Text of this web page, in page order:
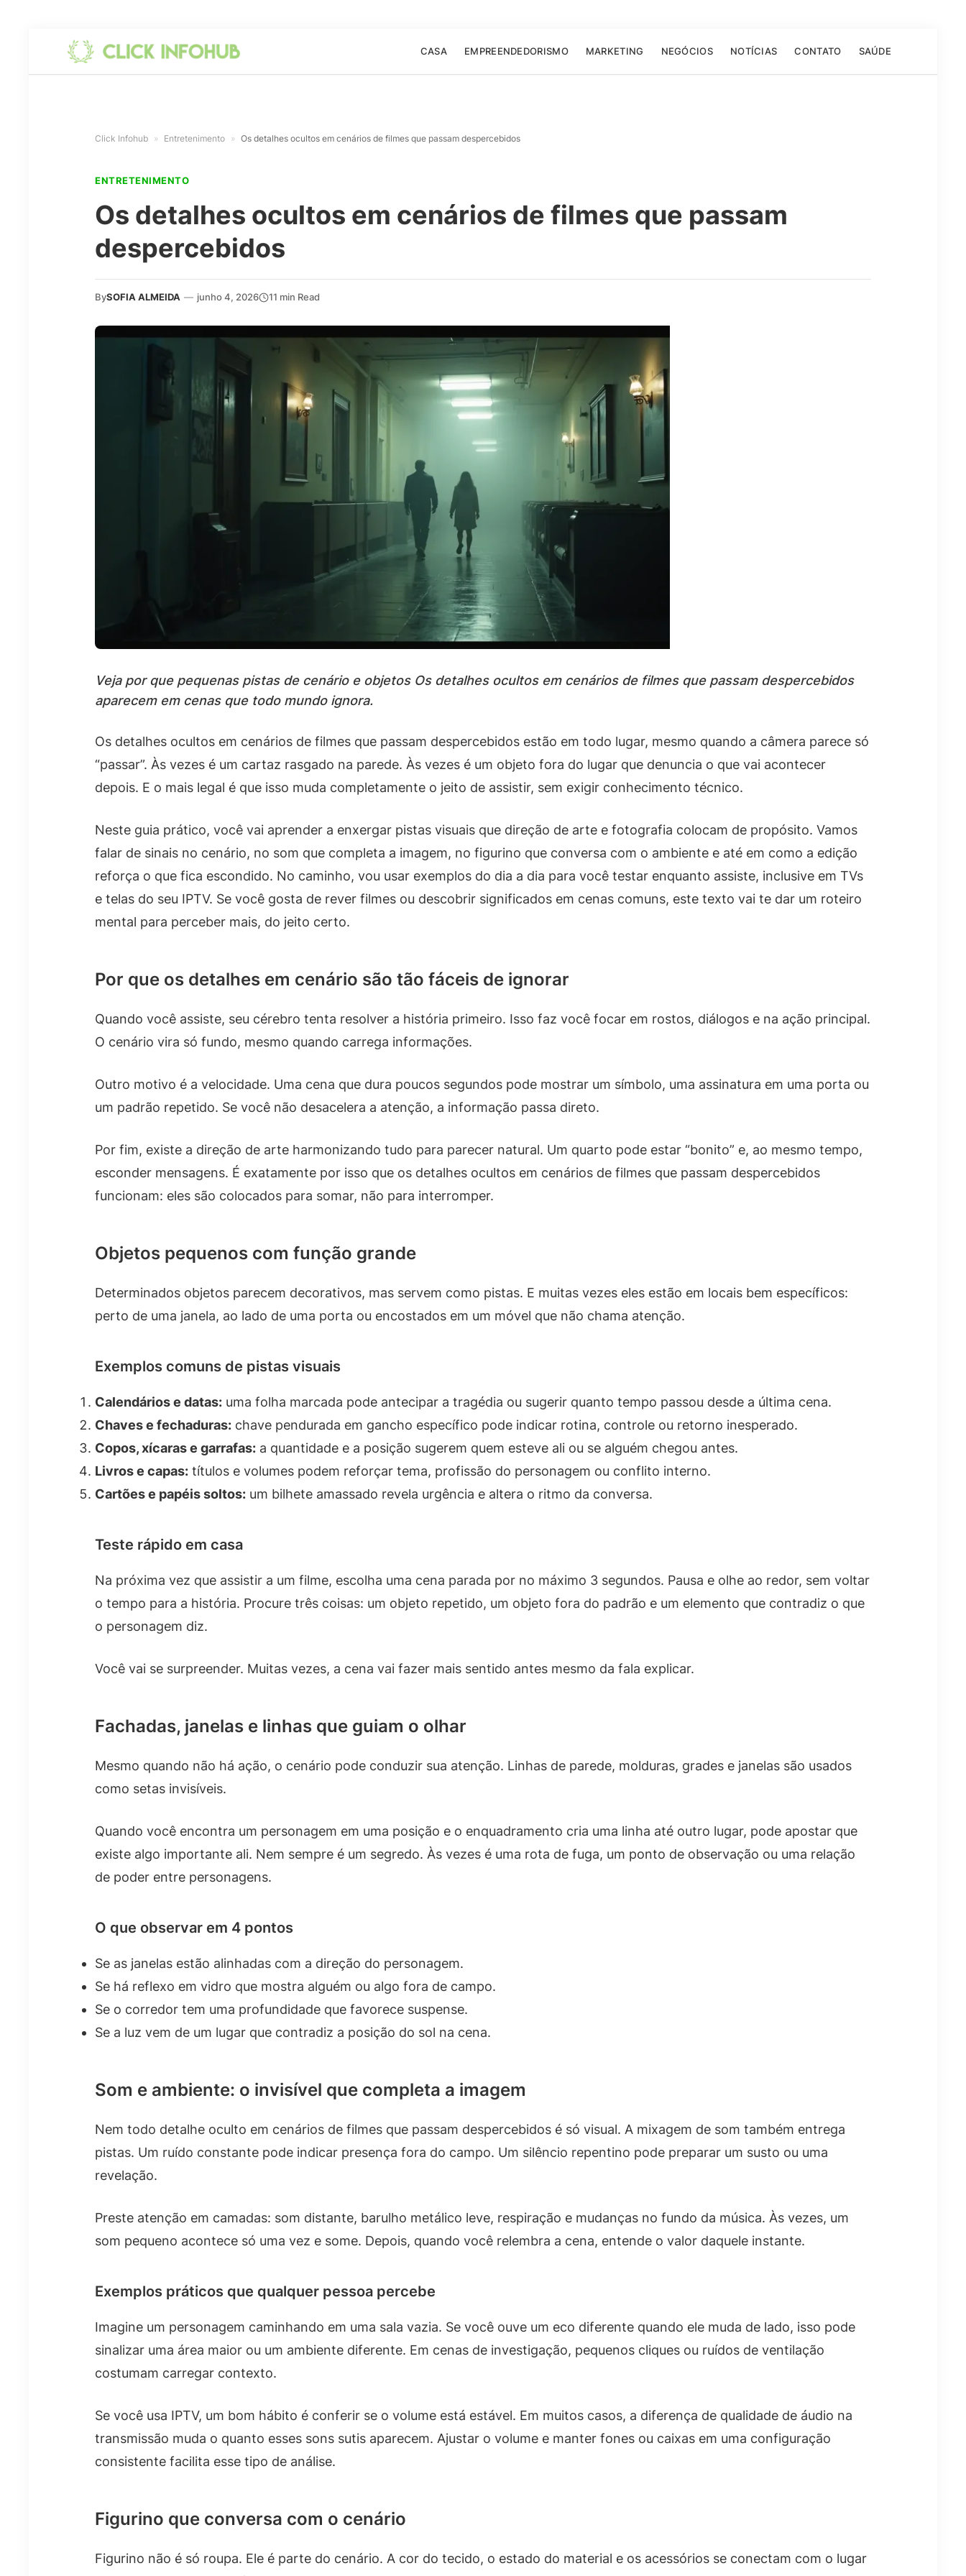
CASA EMPREENDEDORISMO MARKETING NEGÓCIOS NOTÍCIAS CONTATO SAÚDE
Click Infohub » Entretenimento » Os detalhes ocultos em cenários de filmes que passam despercebidos
ENTRETENIMENTO
Os detalhes ocultos em cenários de filmes que passam
despercebidos
BySOFIA ALMEIDA — junho 4, 2026 11 min Read
Veja por que pequenas pistas de cenário e objetos Os detalhes ocultos em cenários de filmes que passam despercebidos
aparecem em cenas que todo mundo ignora.
Os detalhes ocultos em cenários de filmes que passam despercebidos estão em todo lugar, mesmo quando a câmera parece só
“passar”. Às vezes é um cartaz rasgado na parede. Às vezes é um objeto fora do lugar que denuncia o que vai acontecer
depois. E o mais legal é que isso muda completamente o jeito de assistir, sem exigir conhecimento técnico.
Neste guia prático, você vai aprender a enxergar pistas visuais que direção de arte e fotografia colocam de propósito. Vamos
falar de sinais no cenário, no som que completa a imagem, no figurino que conversa com o ambiente e até em como a edição
reforça o que fica escondido. No caminho, vou usar exemplos do dia a dia para você testar enquanto assiste, inclusive em TVs
e telas do seu IPTV. Se você gosta de rever filmes ou descobrir significados em cenas comuns, este texto vai te dar um roteiro
mental para perceber mais, do jeito certo.
Por que os detalhes em cenário são tão fáceis de ignorar
Quando você assiste, seu cérebro tenta resolver a história primeiro. Isso faz você focar em rostos, diálogos e na ação principal.
O cenário vira só fundo, mesmo quando carrega informações.
Outro motivo é a velocidade. Uma cena que dura poucos segundos pode mostrar um símbolo, uma assinatura em uma porta ou
um padrão repetido. Se você não desacelera a atenção, a informação passa direto.
Por fim, existe a direção de arte harmonizando tudo para parecer natural. Um quarto pode estar “bonito” e, ao mesmo tempo,
esconder mensagens. É exatamente por isso que os detalhes ocultos em cenários de filmes que passam despercebidos
funcionam: eles são colocados para somar, não para interromper.
Objetos pequenos com função grande
Determinados objetos parecem decorativos, mas servem como pistas. E muitas vezes eles estão em locais bem específicos:
perto de uma janela, ao lado de uma porta ou encostados em um móvel que não chama atenção.
Exemplos comuns de pistas visuais
Calendários e datas: uma folha marcada pode antecipar a tragédia ou sugerir quanto tempo passou desde a última cena.
Chaves e fechaduras: chave pendurada em gancho específico pode indicar rotina, controle ou retorno inesperado.
Copos, xícaras e garrafas: a quantidade e a posição sugerem quem esteve ali ou se alguém chegou antes.
Livros e capas: títulos e volumes podem reforçar tema, profissão do personagem ou conflito interno.
Cartões e papéis soltos: um bilhete amassado revela urgência e altera o ritmo da conversa.
Teste rápido em casa
Na próxima vez que assistir a um filme, escolha uma cena parada por no máximo 3 segundos. Pausa e olhe ao redor, sem voltar
o tempo para a história. Procure três coisas: um objeto repetido, um objeto fora do padrão e um elemento que contradiz o que
o personagem diz.
Você vai se surpreender. Muitas vezes, a cena vai fazer mais sentido antes mesmo da fala explicar.
Fachadas, janelas e linhas que guiam o olhar
Mesmo quando não há ação, o cenário pode conduzir sua atenção. Linhas de parede, molduras, grades e janelas são usados
como setas invisíveis.
Quando você encontra um personagem em uma posição e o enquadramento cria uma linha até outro lugar, pode apostar que
existe algo importante ali. Nem sempre é um segredo. Às vezes é uma rota de fuga, um ponto de observação ou uma relação
de poder entre personagens.
O que observar em 4 pontos
Se as janelas estão alinhadas com a direção do personagem.
Se há reflexo em vidro que mostra alguém ou algo fora de campo.
Se o corredor tem uma profundidade que favorece suspense.
Se a luz vem de um lugar que contradiz a posição do sol na cena.
Som e ambiente: o invisível que completa a imagem
Nem todo detalhe oculto em cenários de filmes que passam despercebidos é só visual. A mixagem de som também entrega
pistas. Um ruído constante pode indicar presença fora do campo. Um silêncio repentino pode preparar um susto ou uma
revelação.
Preste atenção em camadas: som distante, barulho metálico leve, respiração e mudanças no fundo da música. Às vezes, um
som pequeno acontece só uma vez e some. Depois, quando você relembra a cena, entende o valor daquele instante.
Exemplos práticos que qualquer pessoa percebe
Imagine um personagem caminhando em uma sala vazia. Se você ouve um eco diferente quando ele muda de lado, isso pode
sinalizar uma área maior ou um ambiente diferente. Em cenas de investigação, pequenos cliques ou ruídos de ventilação
costumam carregar contexto.
Se você usa IPTV, um bom hábito é conferir se o volume está estável. Em muitos casos, a diferença de qualidade de áudio na
transmissão muda o quanto esses sons sutis aparecem. Ajustar o volume e manter fones ou caixas em uma configuração
consistente facilita esse tipo de análise.
Figurino que conversa com o cenário
Figurino não é só roupa. Ele é parte do cenário. A cor do tecido, o estado do material e os acessórios se conectam com o lugar